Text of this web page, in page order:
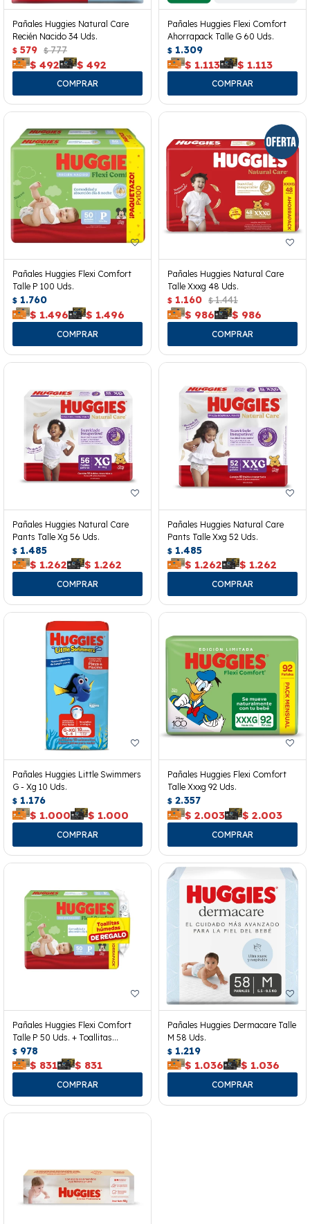
Pañales Huggies Natural Care
Recién Nacido 34 Uds.
$ 579 $ 777
$ 492 $ 492
Pañales Huggies Flexi Comfort
Ahorrapack Talle G 60 Uds.
$ 1.309
$ 1.113 $ 1.113
Pañales Huggies Flexi Comfort
Talle P 100 Uds.
$ 1.760
$ 1.496 $ 1.496
Pañales Huggies Natural Care
Talle Xxxg 48 Uds.
$ 1.160 $ 1.441
$ 986 $ 986
Pañales Huggies Natural Care
Pants Talle Xg 56 Uds.
$ 1.485
$ 1.262 $ 1.262
Pañales Huggies Natural Care
Pants Talle Xxg 52 Uds.
$ 1.485
$ 1.262 $ 1.262
Pañales Huggies Little Swimmers
G - Xg 10 Uds.
$ 1.176
$ 1.000 $ 1.000
Pañales Huggies Flexi Comfort
Talle Xxxg 92 Uds.
$ 2.357
$ 2.003 $ 2.003
Pañales Huggies Flexi Comfort
Talle P 50 Uds. + Toallitas
Húmedas
$ 978
$ 831 $ 831
Pañales Huggies Dermacare Talle
M 58 Uds.
$ 1.219
$ 1.036 $ 1.036